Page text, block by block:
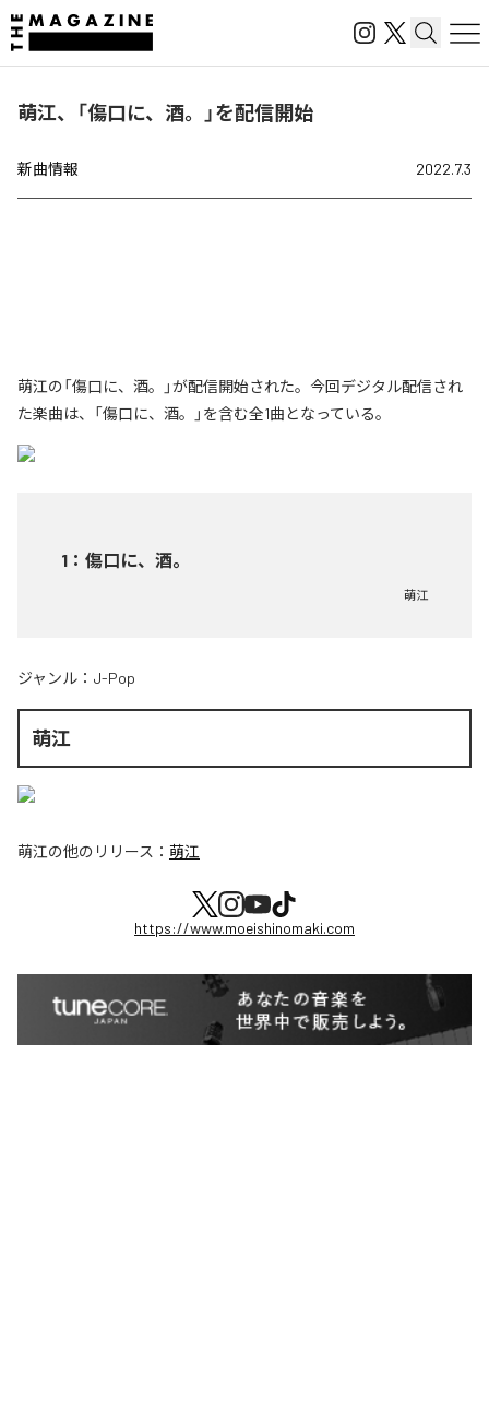
萌江、「傷口に、酒。」を配信開始
新曲情報 2022.7.3
萌江の「傷口に、酒。」が配信開始された。今回デジタル配信され
た楽曲は、「傷口に、酒。」を含む全1曲となっている。
1 ： 傷口に、酒。
萌江
ジャンル： J-Pop
萌江
萌江の他のリリース： 萌江
https://www.moeishinomaki.com